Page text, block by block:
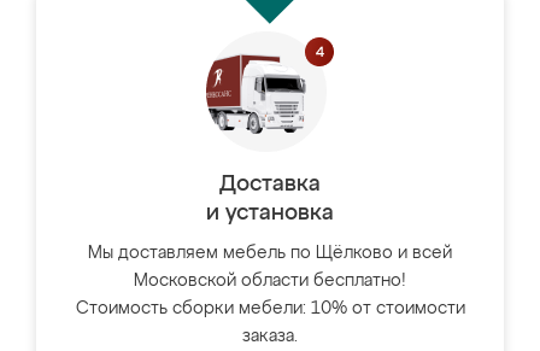
Доставка
и установка
Мы доставляем мебель по Щёлково и всей
Московской области бесплатно!
Стоимость сборки мебели: 10% от стоимости
заказа.